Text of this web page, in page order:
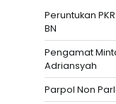
Peruntukan
BN
Pengamat
Adriansyah
Parpol Non